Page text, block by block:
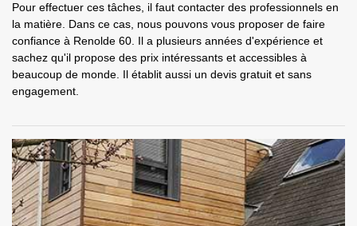
Pour effectuer ces tâches, il faut contacter des professionnels en
la matière. Dans ce cas, nous pouvons vous proposer de faire
confiance à Renolde 60. Il a plusieurs années d'expérience et
sachez qu'il propose des prix intéressants et accessibles à
beaucoup de monde. Il établit aussi un devis gratuit et sans
engagement.